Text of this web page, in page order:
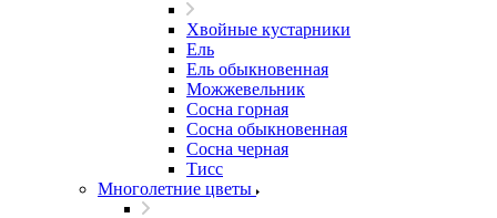
Хвойные кустарники
Ель
Ель обыкновенная
Можжевельник
Сосна горная
Сосна обыкновенная
Сосна черная
Тисс
Многолетние цветы